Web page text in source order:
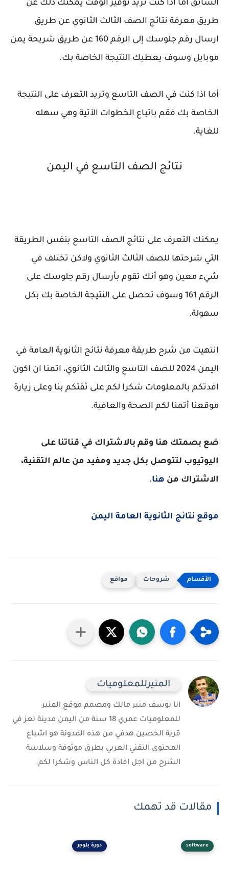
السابق أما اذا كنت تريد توفير الوقت يمكنك ذلك عن
طريق معرفة نتائج الصف الثالث الثانوي عن طريق
ارسال رقم جلوسك إلى الرقم 160 عن طريق شريحة يمن
موبايل وسوف يعطيك النتيجة الخاصة بك.
أما اذا كنت في الصف التاسع وتريد التعرف على النتيجة
الخاصة بك فقم باتباع الخطوات الآتية وهي سهله
للغاية.
نتائج الصف التاسع في اليمن
يمكنك التعرف على نتائج الصف التاسع بنفس الطريقة
التي شرحتها للصف الثالث الثانوي ولاكن تختلف في
شيء معين وهو أنك تقوم بأرسال رقم جلوسك على
الرقم 161 وسوف تحصل على النتيجة الخاصة بك بكل
سهولة.
انتهيت من شرح طريقة معرفة نتائج الثانوية العامة في
اليمن 2024 للصف التاسع والثالث الثانوي، اتمنا ان اكون
افدتكم بالمعلومات شكرا لكم على ثقتكم بنا وعلى زيارة
موقعنا أتمنا لكم الصحة والعافية.
ضع بصمتك هنا وقم بالاشتراك في قناتنا على
اليوتيوب لتتوصل بكل جديد ومفيد من عالم التقنية،
الاشتراك من هنا.
موقع نتائج الثانوية العامة اليمن
شروحات مواقع
المنيرللمعلوميات
انا يوسف منير مالك ومصمم موقع المنير
للمعلوميات عمري 18 سنة من اليمن مدينة تعز في
قرية الحصين هدفي من هذه المدونة هو اشباع
المحتوى التقني العربي بطرق موثوقة وسلاسة
الشرح من اجل افادة كل الناس وشكرا لكم.
مقالات قد تهمك
software دورة بلوجر